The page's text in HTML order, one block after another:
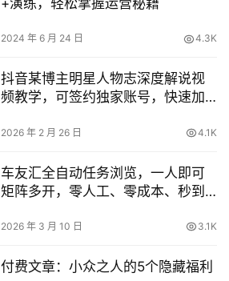
+演练，轻松掌握运营秘籍
2024 年 6 月 24 日 4.3K
抖音某博主明星人物志深度解说视
频教学，可签约独家账号，快速加
2026 年 2 月 26 日 4.1K
车友汇全自动任务浏览，一人即可
矩阵多开，零人工、零成本、秒到
2026 年 3 月 10 日 3.1K
付费文章：小众之人的5个隐藏福利